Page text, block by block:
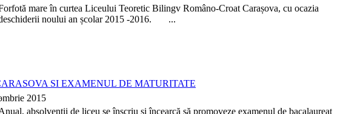
mare în curtea Liceului Teoretic Bilingv Româno-Croat Carașova, cu ocazia
noului an școlar 2015 -2016. ...
SI EXAMENUL DE MATURITATE
2015
absolvenţii de liceu se înscriu şi încearcă să promoveze examenul de bacalaureat